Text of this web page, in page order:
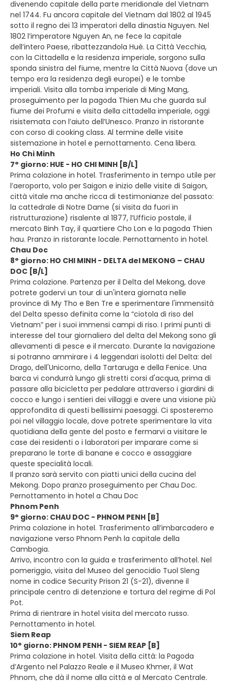
divenendo capitale della parte meridionale del Vietnam
nel 1744. Fu ancora capitale del Vietnam dal 1802 al 1945
sotto il regno dei 13 imperatori della dinastia Nguyen. Nel
1802 l’imperatore Nguyen An, ne fece la capitale
dell’intero Paese, ribattezzandola Hué. La Città Vecchia,
con la Cittadella e la residenza imperiale, sorgono sulla
sponda sinistra del fiume, mentre la Città Nuova (dove un
tempo era la residenza degli europei) e le tombe
imperiali. Visita alla tomba imperiale di Ming Mang,
proseguimento per la pagoda Thien Mu che guarda sul
fiume dei Profumi e visita della cittadella imperiale, oggi
risistemata con l’aiuto dell’Unesco. Pranzo in ristorante
con corso di cooking class. Al termine delle visite
sistemazione in hotel e pernottamento. Cena libera.
Ho Chi Minh
7° giorno: HUE - HO CHI MINH [B/L]
Prima colazione in hotel. Trasferimento in tempo utile per
l’aeroporto, volo per Saigon e inizio delle visite di Saigon,
città vitale ma anche ricca di testimonianze del passato:
la cattedrale di Notre Dame (si visita da fuori in
ristrutturazione) risalente al 1877, l’Ufficio postale, il
mercato Binh Tay, il quartiere Cho Lon e la pagoda Thien
hau. Pranzo in ristorante locale. Pernottamento in hotel.
Chau Doc
8° giorno: HO CHI MINH - DELTA del MEKONG – CHAU
DOC [B/L]
Prima colazione. Partenza per il Delta del Mekong, dove
potrete godervi un tour di un'intera giornata nelle
province di My Tho e Ben Tre e sperimentare l'immensità
del Delta spesso definita come la “ciotola di riso del
Vietnam” per i suoi immensi campi di riso. I primi punti di
interesse del tour giornaliero del delta del Mekong sono gli
allevamenti di pesce e il mercato. Durante la navigazione
si potranno ammirare i 4 leggendari isolotti del Delta: del
Drago, dell'Unicorno, della Tartaruga e della Fenice. Una
barca vi condurrà lungo gli stretti corsi d'acqua, prima di
passare alla bicicletta per pedalare attraverso i giardini di
cocco e lungo i sentieri dei villaggi e avere una visione più
approfondita di questi bellissimi paesaggi. Ci sposteremo
poi nel villaggio locale, dove potrete sperimentare la vita
quotidiana della gente del posto e fermarvi a visitare le
case dei residenti o i laboratori per imparare come si
preparano le torte di banane e cocco e assaggiare
queste specialità locali.
Il pranzo sarà servito con piatti unici della cucina del
Mekong. Dopo pranzo proseguimento per Chau Doc.
Pernottamento in hotel a Chau Doc
Phnom Penh
9° giorno: CHAU DOC - PHNOM PENH [B]
Prima colazione in hotel. Trasferimento all’imbarcadero e
navigazione verso Phnom Penh la capitale della
Cambogia.
Arrivo, incontro con la guida e trasferimento all’hotel. Nel
pomeriggio, visita del Museo del genocidio Tuol Sleng
nome in codice Security Prison 21 (S-21), divenne il
principale centro di detenzione e tortura del regime di Pol
Pot.
Prima di rientrare in hotel visita del mercato russo.
Pernottamento in hotel.
Siem Reap
10° giorno: PHNOM PENH - SIEM REAP [B]
Prima colazione in hotel. Visita della città: la Pagoda
d’Argento nel Palazzo Reale e il Museo Khmer, il Wat
Phnom, che dà il nome alla città e al Mercato Centrale.